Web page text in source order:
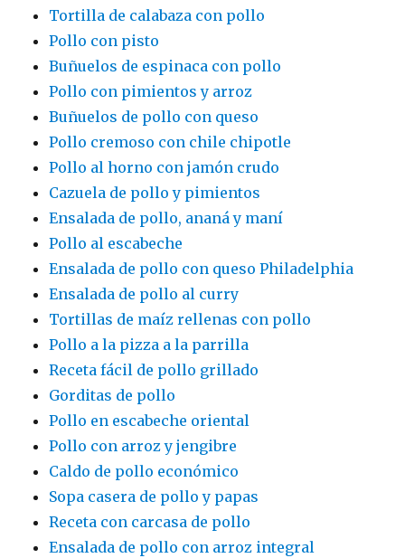
Tortilla de calabaza con pollo
Pollo con pisto
Buñuelos de espinaca con pollo
Pollo con pimientos y arroz
Buñuelos de pollo con queso
Pollo cremoso con chile chipotle
Pollo al horno con jamón crudo
Cazuela de pollo y pimientos
Ensalada de pollo, ananá y maní
Pollo al escabeche
Ensalada de pollo con queso Philadelphia
Ensalada de pollo al curry
Tortillas de maíz rellenas con pollo
Pollo a la pizza a la parrilla
Receta fácil de pollo grillado
Gorditas de pollo
Pollo en escabeche oriental
Pollo con arroz y jengibre
Caldo de pollo económico
Sopa casera de pollo y papas
Receta con carcasa de pollo
Ensalada de pollo con arroz integral